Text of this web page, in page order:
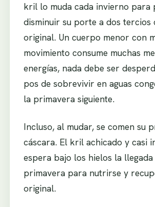
kril lo muda cada invierno para
disminuir su porte a dos tercios
original. Un cuerpo menor con
movimiento consume muchas
energías, nada debe ser
pos de sobrevivir en aguas
la primavera siguiente.
Incluso, al mudar, se comen su
cáscara. El kril achicado y casi
espera bajo los hielos la
primavera para nutrirse y
original.